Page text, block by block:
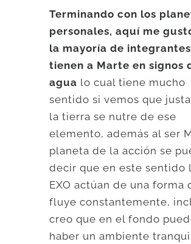
Terminando con los
personales, aquí me
la mayoría de integrantes
tienen a Marte en signos
agua lo cual tiene mucho
sentido si vemos que
la tierra se nutre de ese
elemento, además al ser
planeta de la acción se
decir que en este sentido
EXO actúan de una forma
fluye constantemente,
creo que en el fondo
haber un ambiente